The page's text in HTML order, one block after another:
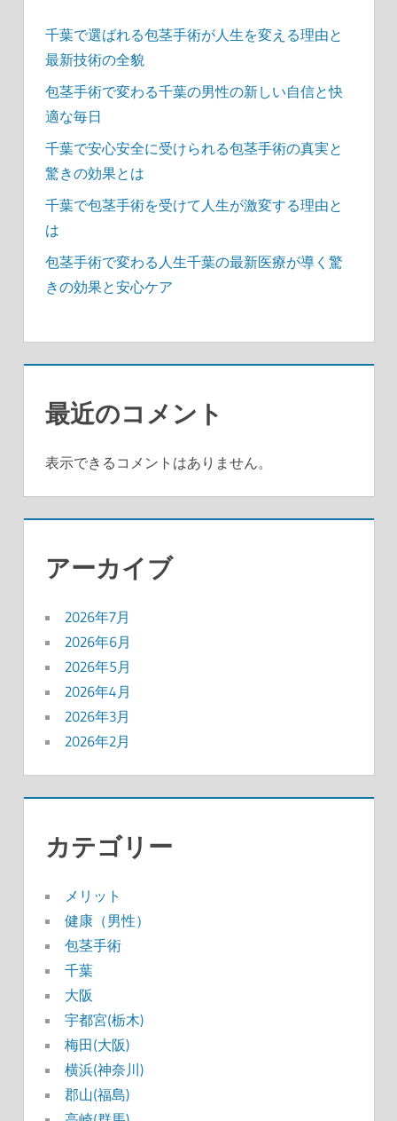
千葉で選ばれる包茎手術が人生を変える理由と
最新技術の全貌
包茎手術で変わる千葉の男性の新しい自信と快
適な毎日
千葉で安心安全に受けられる包茎手術の真実と
驚きの効果とは
千葉で包茎手術を受けて人生が激変する理由と
は
包茎手術で変わる人生千葉の最新医療が導く驚
きの効果と安心ケア
最近のコメント
表示できるコメントはありません。
アーカイブ
2026年7月
2026年6月
2026年5月
2026年4月
2026年3月
2026年2月
カテゴリー
メリット
健康（男性）
包茎手術
千葉
大阪
宇都宮(栃木)
梅田(大阪)
横浜(神奈川)
郡山(福島)